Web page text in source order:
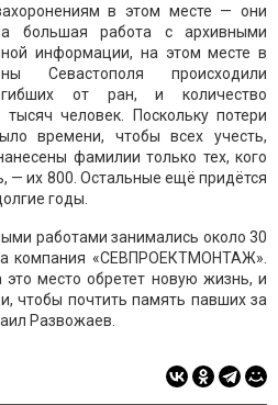
в этом месте — они
большая работа с архивными
информации, на этом месте в
Севастополя происходили
от ран, и количество
человек. Поскольку потери
времени, чтобы всех учесть,
фамилии только тех, кого
— их 800. Остальные ещё придётся
годы.
работами занимались около 30
компания «СЕВПРОЕКТМОНТАЖ».
место обретет новую жизнь, и
чтобы почтить память павших за
Развожаев.